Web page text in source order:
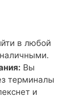
в любой
Вы
терминалы
и